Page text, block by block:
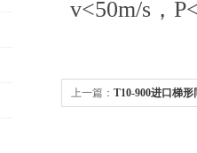
v<50m/s，
上一篇： T10-900进口梯